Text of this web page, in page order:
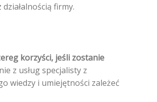
firmy.
korzyści, jeśli zostanie
z usług specjalisty z
wiedzy i umiejętności zależeć